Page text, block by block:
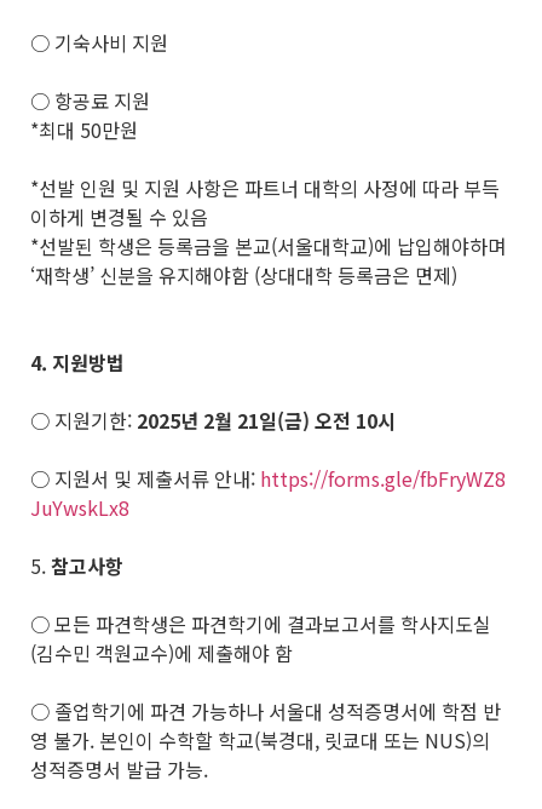
○ 기숙사비 지원
○ 항공료 지원
*최대 50만원
*선발 인원 및 지원 사항은 파트너 대학의 사정에 따라 부득
이하게 변경될 수 있음
*선발된 학생은 등록금을 본교(서울대학교)에 납입해야하며
‘재학생’ 신분을 유지해야함 (상대대학 등록금은 면제)
4. 지원방법
○ 지원기한: 2025년 2월 21일(금) 오전 10시
○ 지원서 및 제출서류 안내: https://forms.gle/fbFryWZ8
JuYwskLx8
5.참고사항
○ 모든 파견학생은 파견학기에 결과보고서를 학사지도실
(김수민 객원교수)에 제출해야 함
○ 졸업학기에 파견 가능하나 서울대 성적증명서에 학점 반
영 불가. 본인이 수학할 학교(북경대, 릿쿄대 또는 NUS)의
성적증명서 발급 가능.